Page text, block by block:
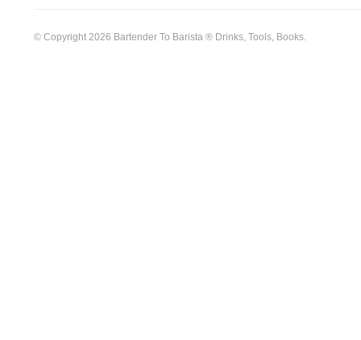
© Copyright 2026 Bartender To Barista ® Drinks, Tools, Books.